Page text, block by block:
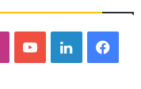
Facebook
LinkedIn